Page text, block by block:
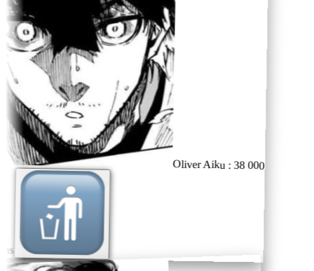
Oliver Aiku : 38 000